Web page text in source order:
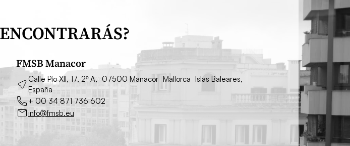
FMSB Manacor
Calle Pío XII, 17, 2º A, 07500 Manacor Mallorca Islas Baleares,
España
+ 00 34 871 736 602
info@fmsb.eu